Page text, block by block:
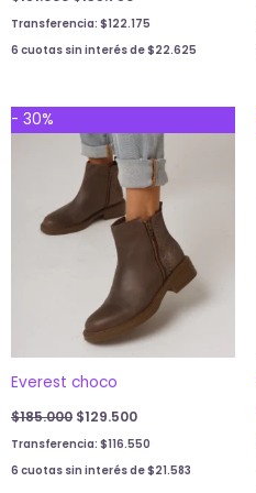
Transferencia: $122.175
6 cuotas sin interés de$22.625
- 30%
Everest choco
$185.000
price
was:
$185.000.
$129.500
price
is:
$129.500.
Transferencia: $116.550
6 cuotas sin interés de$21.583